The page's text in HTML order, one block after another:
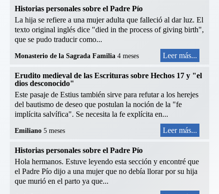
Historias personales sobre el Padre Pío
La hija se refiere a una mujer adulta que falleció al dar luz. El
texto original inglés dice "died in the process of giving birth",
que se pudo traducir como...
Monasterio de la Sagrada Familia 4 meses Leer más...
Erudito medieval de las Escrituras sobre Hechos 17 y "el
dios desconocido"
Este pasaje de Estius también sirve para refutar a los herejes
del bautismo de deseo que postulan la noción de la "fe
implícita salvífica". Se necesita la fe explícita en...
Emiliano 5 meses Leer más...
Historias personales sobre el Padre Pío
Hola hermanos. Estuve leyendo esta sección y encontré que
el Padre Pío dijo a una mujer que no debía llorar por su hija
que murió en el parto ya que...